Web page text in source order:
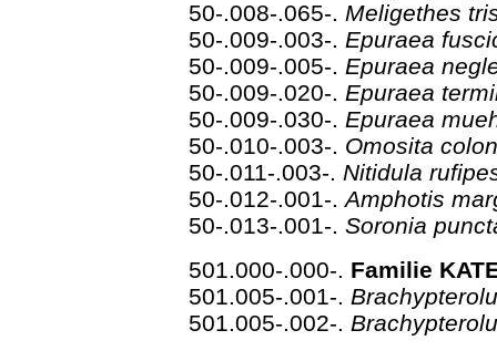
50-.008-.065-. Meligethes
50-.009-.003-. Epuraea
50-.009-.005-. Epuraea
50-.009-.020-. Epuraea
50-.009-.030-. Epuraea
50-.010-.003-. Omosita
50-.011-.003-. Nitidula
50-.012-.001-.Amphotis
50-.013-.001-. Soronia
501.000-.000-. Familie
501.005-.001-.
501.005-.002-.